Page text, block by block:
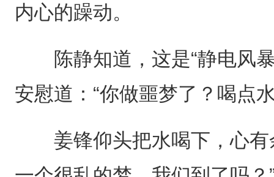
内心的躁动。
陈静知道，这是“静电风暴
安慰道：“你做噩梦了？喝点
姜锋仰头把水喝下，心有